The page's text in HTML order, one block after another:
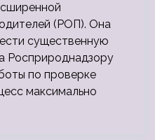
(РОП). Она
существенную
Росприроднадзору
по проверке
максимально